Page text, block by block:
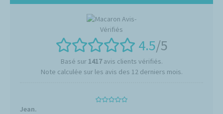
4.5/5
Basé sur 1417avis clients vérifiés.
Note calculée sur les avis des 12 derniers mois.
Jean.